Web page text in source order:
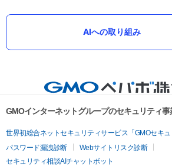
AIへの取り組み
GMOインターネットグループのセキュリティ事
世界初総合ネットセキュリティサービス「GMOセキュ
パスワード漏洩診断
Webサイトリスク診断
セキュリティ相談AIチャットボット